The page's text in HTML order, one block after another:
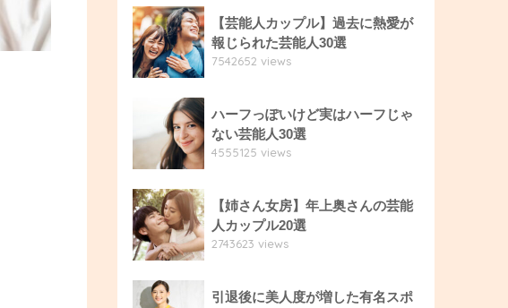
【芸能人カップル】過去に熱愛が
報じられた芸能人30選
7542652 views
ハーフっぽいけど実はハーフじゃ
ない芸能人30選
4555125 views
【姉さん女房】年上奥さんの芸能
人カップル20選
2743623 views
引退後に美人度が増した有名スポ